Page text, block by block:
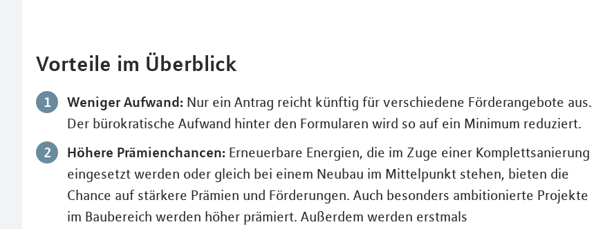
Vorteile im Überblick
Weniger Aufwand: Nur ein Antrag reicht künftig für verschiedene Förderangebote aus.
Der bürokratische Aufwand hinter den Formularen wird so auf ein Minimum reduziert.
Höhere Prämienchancen: Erneuerbare Energien, die im Zuge einer Komplettsanierung
eingesetzt werden oder gleich bei einem Neubau im Mittelpunkt stehen, bieten die
Chance auf stärkere Prämien und Förderungen. Auch besonders ambitionierte Projekte
im Baubereich werden höher prämiert. Außerdem werden erstmals